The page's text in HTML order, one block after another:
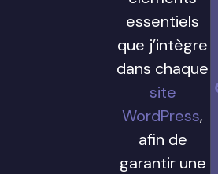
essentiels
que j’intègre
dans chaque
site
WordPress,
afin de
garantir une